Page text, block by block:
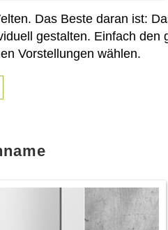
Das Beste daran ist:
gestalten. Einfach den
Vorstellungen wählen.